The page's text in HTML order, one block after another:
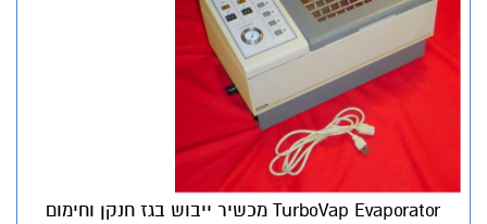
TurboVap Evaporator מכשיר ייבוש בגז חנקן וחימום